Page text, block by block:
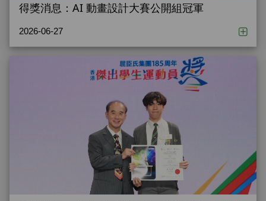
得獎消息：AI 動畫設計大賽公開組冠軍
2026-06-27